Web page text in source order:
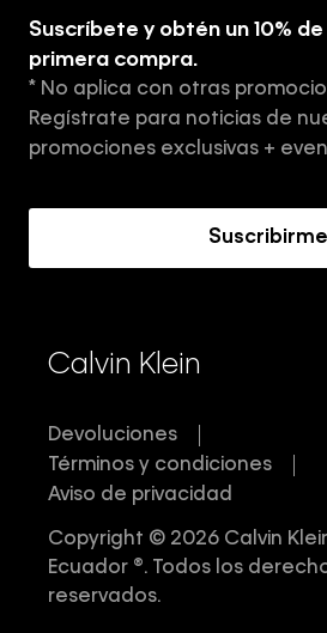
Tiendas
Aviso de privacidad
Términos y Condiciones
Suscríbete y obtén un 10%
primera compra.
* No aplica con otras
Regístrate para noticias de
promociones exclusivas +
Suscribirme
Calvin Klein
Devoluciones
Términos y condiciones
Aviso de privacidad
Copyright © 2026 Calvin
Ecuador ®. Todos los
reservados.